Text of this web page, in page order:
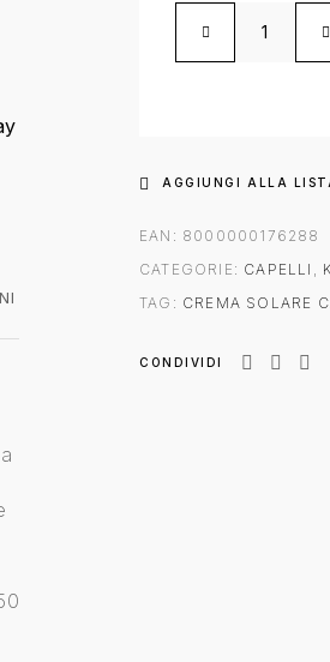
AGGIUNGI ALLA
EAN: 8000000176288
CATEGORIE: CAPELLI ,
TAG: CREMA SOLARE
CONDIVIDI